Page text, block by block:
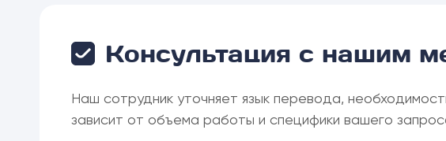
Консультация с нашим
Наш сотрудник уточняет язык перевода,
зависит от объема работы и специфики вашего